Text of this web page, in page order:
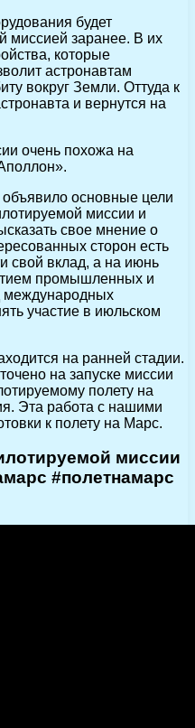
будет
миссией заранее. В их
которые
астронавтам
вокруг Земли. Оттуда к
и вернутся на
очень похожа на
объявило основные цели
миссии и
свое мнение о
сторон есть
свой вклад, а на июнь
промышленных и
участие в июльском
на ранней стадии.
на запуске миссии
полету на
Эта работа с нашими
к полету на Марс.
миссии
#полетнамарс